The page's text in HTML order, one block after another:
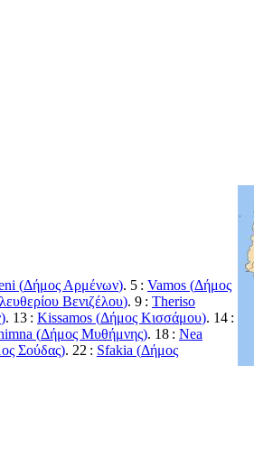
(Δήμος Αρμένων). 5 : Vamos (Δήμος
Βενιζέλου). 9 : Theriso
). 13 : Kissamos (Δήμος Κισσάμου). 14 :
(Δήμος Μυθήμνης). 18 : Nea
Σούδας). 22 : Sfakia (Δήμος